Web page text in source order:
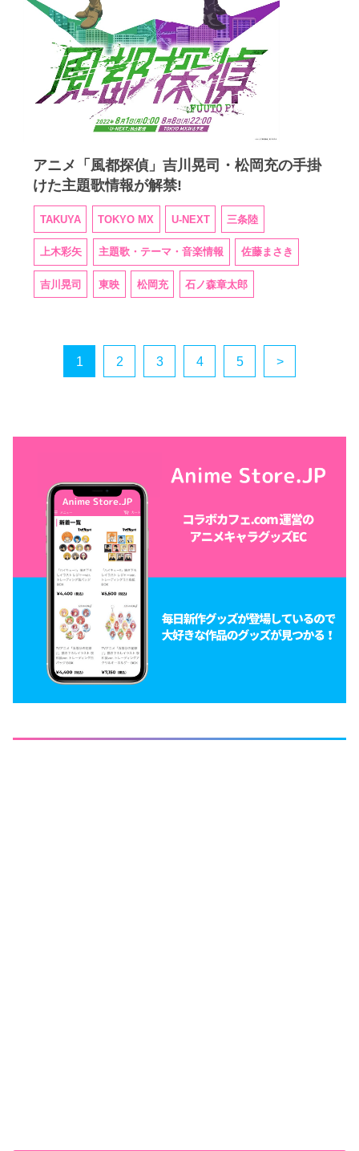
アニメ「風都探偵」吉川晃司・松岡充の手掛
けた主題歌情報が解禁!
TAKUYA TOKYO MX U-NEXT 三条陸
上木彩矢 主題歌・テーマ・音楽情報 佐藤まさき
吉川晃司 東映 松岡充 石ノ森章太郎
1 2 3 4 5 >